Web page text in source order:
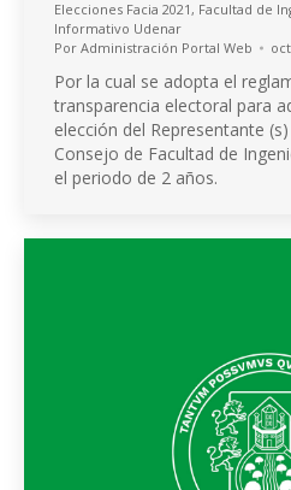
Elecciones Facia 2021, Facultad de
Informativo Udenar
Por Administración Portal Web
Por la cual se adopta el
transparencia electoral para
elección del Representante
Consejo de Facultad de
el periodo de 2 años.